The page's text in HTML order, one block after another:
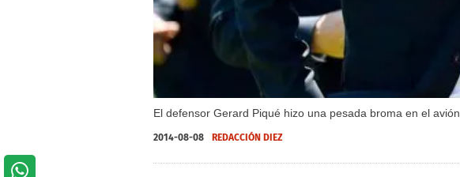
El defensor Gerard Piqué hizo una pesada broma en el avión.
2014-08-08 REDACCIÓN DIEZ